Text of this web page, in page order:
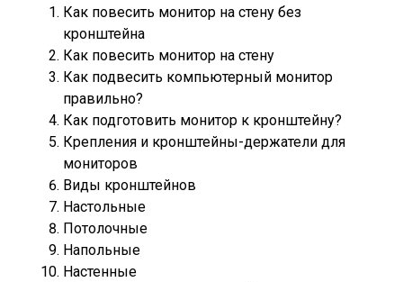
Как повесить монитор на стену без
кронштейна
Как повесить монитор на стену
Как подвесить компьютерный монитор
правильно?
Как подготовить монитор к кронштейну?
Крепления и кронштейны-держатели для
мониторов
Виды кронштейнов
Настольные
Потолочные
Напольные
Настенные